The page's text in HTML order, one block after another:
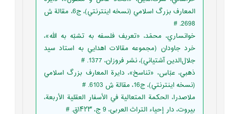
المعارف بزرگ اسلامي (نسخه‌ اينترنتي)، ج6، مقالة ش
2698. #
خوانساري، محمّد، «تعريف فلسفه به تشبّه به الله»،
خرد جاودان (مجموعه مقالات اهدايي به استاد سيد
جلال‌الدين آشتياني)، نشر فروزان، 1377. #
ذهبي، عبّاس، «تناسخ»، دايرة المعارف بزرگ اسلامي
(نسخه‌ اينترنتي)، ج16، مقالة ش 6103. #
ملاصدرا، الحکمة المتعالية في الأسفار العقلية الأربعة،
بيروت، دار إحياء التراث العربي، 9 ج، ۱۴۲۳ق. #